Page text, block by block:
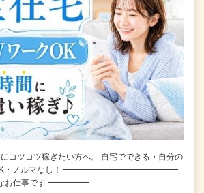
コツコツ稼ぎたい方へ。 自宅でできる・自分の
OK・ノルマなし！ ━━━━━━━━━━━━━━
お仕事です ━━━━━…